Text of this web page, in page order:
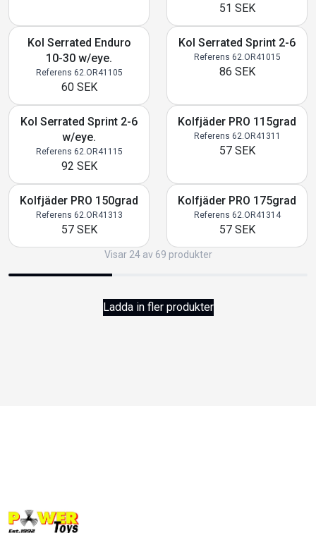
51 SEK
Kol Serrated Enduro
10-30 w/eye.
Referens 62.OR41105
60 SEK
Kol Serrated Sprint 2-6
Referens 62.OR41015
86 SEK
Kol Serrated Sprint 2-6
w/eye.
Referens 62.OR41115
92 SEK
Kolfjäder PRO 115grad
Referens 62.OR41311
57 SEK
Kolfjäder PRO 150grad
Referens 62.OR41313
57 SEK
Kolfjäder PRO 175grad
Referens 62.OR41314
57 SEK
Visar 24 av 69 produkter
Ladda in fler produkter